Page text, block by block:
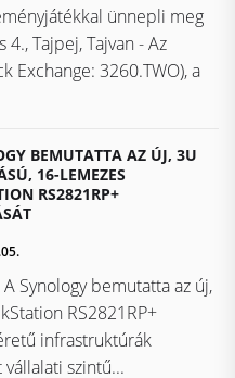
ünnepli meg
Tajpej, Tajvan - Az
Exchange: 3260.TWO), a
BEMUTATTA AZ ÚJ, 3U
16-LEMEZES
RS2821RP+
Synology bemutatta az új,
RS2821RP+
infrastruktúrák
szintű...